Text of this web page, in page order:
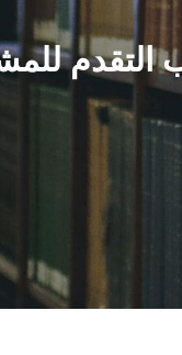
التقدم